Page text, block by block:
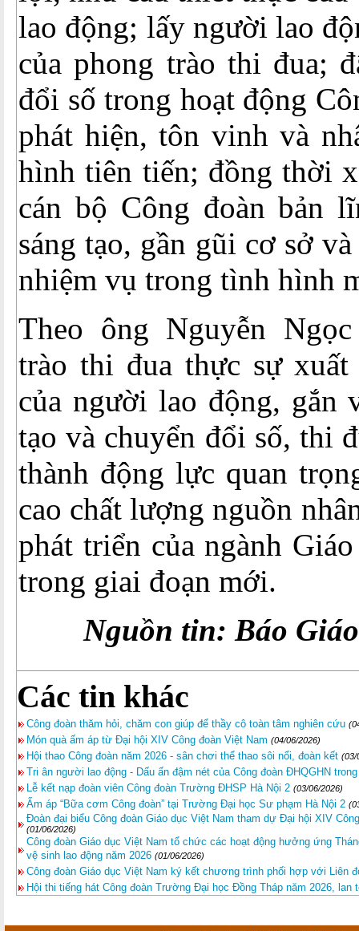
lao động; lấy người lao
của phong trào thi đua;
đổi số trong hoạt động
phát hiện, tôn vinh và
hình tiên tiến; đồng thời
cán bộ Công đoàn bản
sáng tạo, gần gũi cơ sở
nhiệm vụ trong tình hình
Theo ông Nguyễn
trào thi đua thực sự
của người lao động, gắn
tạo và chuyển đổi số, thi
thành động lực quan
cao chất lượng nguồn
phát triển của ngành
trong giai đoạn mới.
Nguồn tin: Báo
Các tin khác
Công đoàn thăm hỏi, chăm con giúp để thầy cô toàn tâm nghiên cứu
Món quà ấm áp từ Đại hội XIV Công đoàn Việt Nam (04/06/2026)
Hội thao Công đoàn năm 2026 - sân chơi thể thao sôi nổi, đoàn kết (03/
Tri ân người lao động - Dấu ấn đậm nét của Công đoàn ĐHQGHN
Lễ kết nạp đoàn viên Công đoàn Trường ĐHSP Hà Nội 2 (03/06/2026)
Ấm áp “Bữa cơm Công đoàn” tại Trường Đại học Sư phạm Hà Nội 2
Đoàn đại biểu Công đoàn Giáo dục Việt Nam tham dự Đại hội XIV
(01/06/2026)
Công đoàn Giáo dục Việt Nam tổ chức các hoạt động hưởng ứng
vệ sinh lao động năm 2026 (01/06/2026)
Công đoàn Giáo dục Việt Nam ký kết chương trình phối hợp với Liên
Hội thi tiếng hát Công đoàn Trường Đại học Đồng Tháp năm 2026, lan